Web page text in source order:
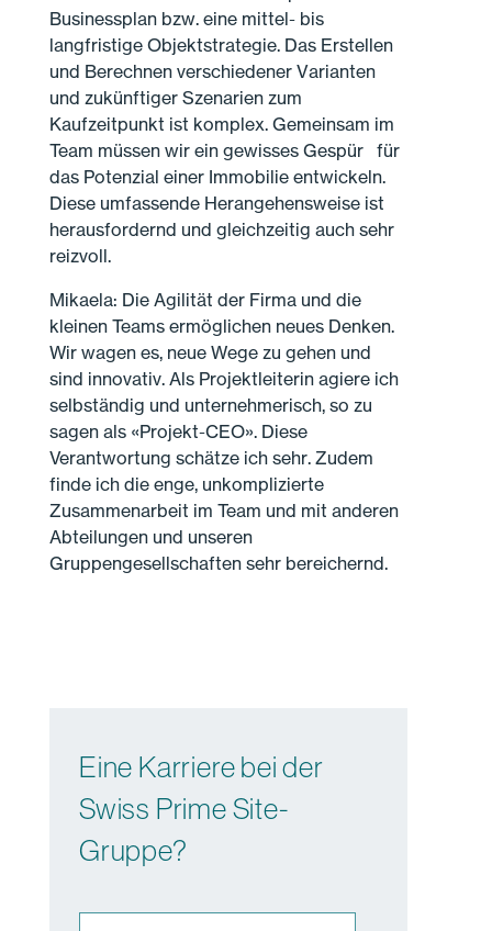
Businessplan bzw. eine mittel- bis
langfristige Objektstrategie. Das Erstellen
und Berechnen verschiedener Varianten
und zukünftiger Szenarien zum
Kaufzeitpunkt ist komplex. Gemeinsam im
Team müssen wir ein gewisses Gespür für
das Potenzial einer Immobilie entwickeln.
Diese umfassende Herangehensweise ist
herausfordernd und gleichzeitig auch sehr
reizvoll.
Mikaela: Die Agilität der Firma und die
kleinen Teams ermöglichen neues Denken.
Wir wagen es, neue Wege zu gehen und
sind innovativ. Als Projektleiterin agiere ich
selbständig und unternehmerisch, so zu
sagen als «Projekt-CEO». Diese
Verantwortung schätze ich sehr. Zudem
finde ich die enge, unkomplizierte
Zusammenarbeit im Team und mit anderen
Abteilungen und unseren
Gruppengesellschaften sehr bereichernd.
Eine Karriere bei der
Swiss Prime Site-
Gruppe?